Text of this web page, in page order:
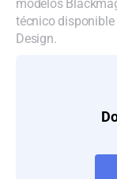
Singapore
Chinese
técnico
Design.